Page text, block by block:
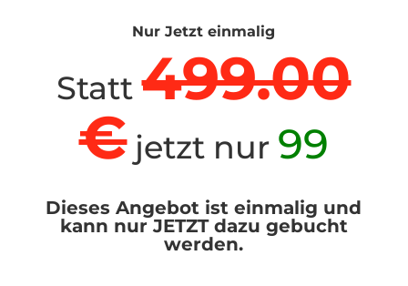
Nur Jetzt einmalig
Statt499.00
€jetzt nur 99
Dieses Angebot ist einmalig und
kann nur JETZT dazu gebucht
werden.